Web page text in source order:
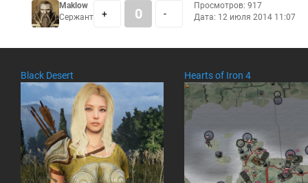
Maklow
Сержант
+ 0 -
Просмотров: 917
Дата: 12 июля 2014 11:07
Black Desert Hearts of Iron 4